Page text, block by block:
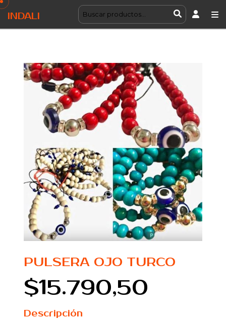
INDALI
PULSERA OJO TURCO
$15.790,50
Descripción